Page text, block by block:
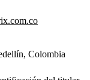
Colombia